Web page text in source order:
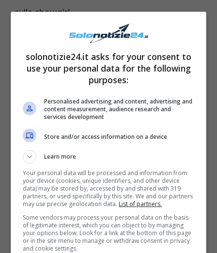
sulla showgirl.
La voce è nata daGossipetv, secondo cui
pare che una fonte sicura abbia svelato che
Michelle Hunzikeravrebbe dormito a casa di
. I due ex coniugi avrebbero
infatti trascorsoun po’ di tempo insieme
durante la settimana di Ferragosto,
del cantanteche si trova nel cuore della
Franciacorta. Entrambi si erano infatti
mostrati insieme nel corso di una
karate a Paratico, ma sta circolando adesso
questa nuova indiscrezione che parla di
tutt’altro.
solonotizie24.it asks for your consent to
use your personal data for the following
purposes:
Personalised advertising and content, advertising and
content measurement, audience research and
services development
Store and/or access information on a device
Learn more
Your personal data will be processed and information from
your device (cookies, unique identifiers, and other device
data) may be stored by, accessed by and shared with 319
partners, or used specifically by this site. We and our partners
may use precise geolocation data. List of partners.
Some vendors may process your personal data on the basis
of legitimate interest, which you can object to by managing
your options below. Look for a link at the bottom of this page
or in the site menu to manage or withdraw consent in privacy
and cookie settings.